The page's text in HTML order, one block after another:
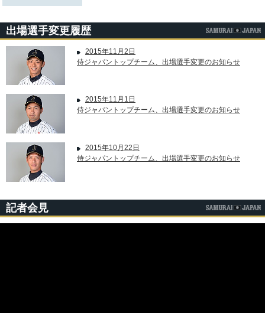
出場選手変更履歴
2015年11月2日
侍ジャパントップチーム、出場選手変更のお知らせ
2015年11月1日
侍ジャパントップチーム、出場選手変更のお知らせ
2015年10月22日
侍ジャパントップチーム、出場選手変更のお知らせ
記者会見